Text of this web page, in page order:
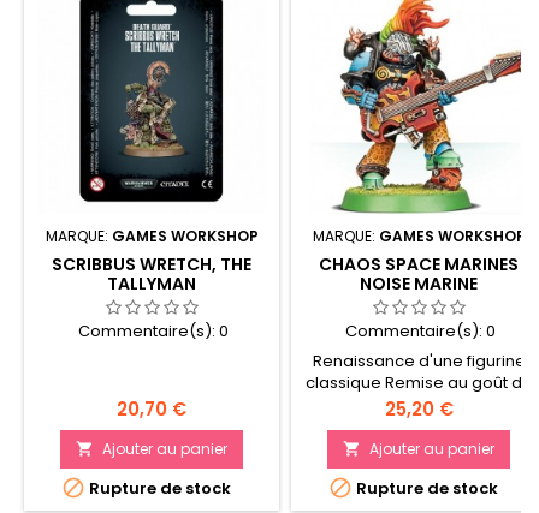
MARQUE: GAMES WORKSHOP
SCRIBBUS WRETCH, THE
TALLYMAN
Commentaire(s): 0
Prix
20,70 €
 Ajouter au panier
 Rupture de stock
MARQUE: GAMES WORKSHOP
CHAOS SPACE MARINES
NOISE MARINE
Commentaire(s): 0
Renaissance d'une figurine
classique Remise au goût du
jour avec des détails
incroyables Avec fiche
technique et points de jeu
égal
Prix
25,20 €
 Ajouter au panier
 Rupture de stock